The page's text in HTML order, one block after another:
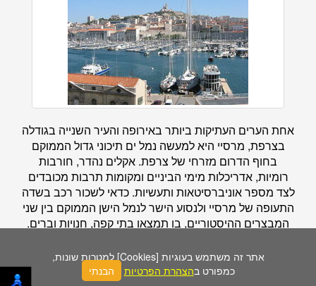
אחת הערים העתיקות ביותר באירופה והעיר השנייה בגודלה
בצרפת, מרסיי היא למעשה נמל ים תיכוני גדול הממוקם
בחוף הדרום מזרחי של צרפת. אקלים נהדר, חורבות
רומיות, אדריכלות מימי הביניים ומקומות תרבות מכובדים
לצד מספר אוניברסיטאות ותעשיות. כדאי לשכור רכב בשדה
התעופה של מרסיי ולנסוע הישר לנמל הישן הממוקם בין שני
המבצרים ההיסטוריים, בו תמצאו בתי קפה, חנויות וברים.
הקלנקות (Calanques): סדרה של מפרצונים קטנים עם מים
כחולים מדהימים ומצוקי אבן שאסור לפספס!
אתר זה משתמש בעוגיות [Cookies] למטרות שונות,
כמפורט בהצהרת הפרטיות הבנתי